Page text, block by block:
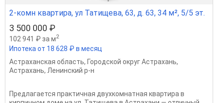
2-комн квартира, ул Татищева, 63, д. 63, 34 м², 5/5 эт.
3 500 000 ₽
102 941 ₽ за м2
Ипотека от 18 628 ₽ в месяц
Астраханская область, Городской округ Астрахань,
Астрахань, Ленинский р-н
Предлагается практичная двухкомнатная квартира в